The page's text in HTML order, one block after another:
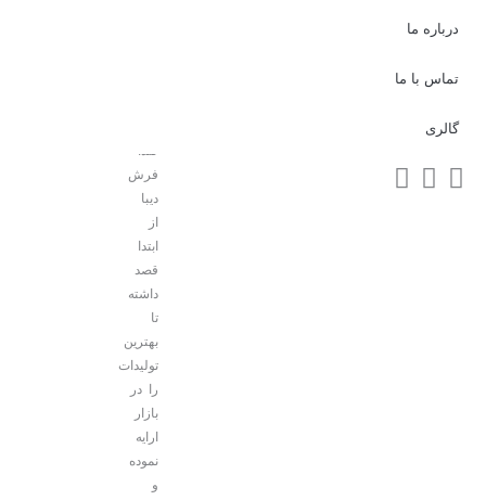
کند.
فرش
دیبا
از
ابتدا
قصد
داشته
تا
بهترین
تولیدات
را در
بازار
ارایه
نموده
و
درباره ما
تماس با ما
گالری